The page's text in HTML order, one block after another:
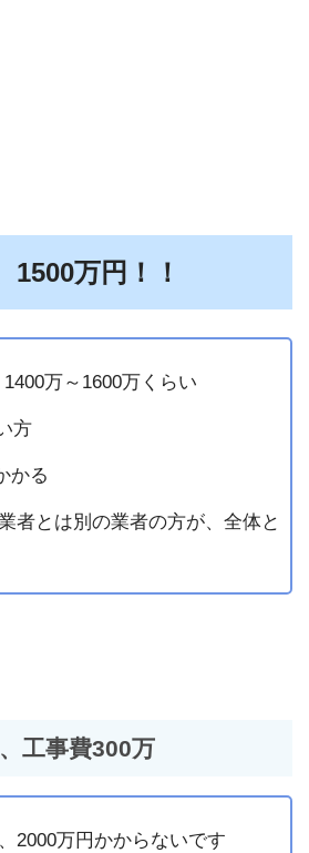
1500万円！！
万～1600万くらい
方
かる
者とは別の業者の方が、全体と
工事費300万
2000万円かからないです